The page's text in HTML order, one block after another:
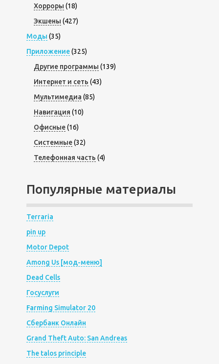
Хорроры (18)
Экшены (427)
Моды (35)
Приложение(325)
Другие программы (139)
Интернет и сеть (43)
Мультимедиа (85)
Навигация (10)
Офисные(16)
Системные(32)
Телефонная часть (4)
Популярные материалы
Terraria
pin up
Motor Depot
Among Us [мод-меню]
Dead Cells
Госуслуги
Farming Simulator 20
Сбербанк Онлайн
Grand Theft Auto: San Andreas
The talos principle